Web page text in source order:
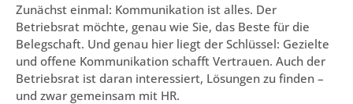
Zunächst einmal: Kommunikation ist alles. Der
Betriebsrat möchte, genau wie Sie, das Beste für die
Belegschaft. Und genau hier liegt der Schlüssel: Gezielte
und offene Kommunikation schafft Vertrauen. Auch der
Betriebsrat ist daran interessiert, Lösungen zu finden –
und zwar gemeinsam mit HR.